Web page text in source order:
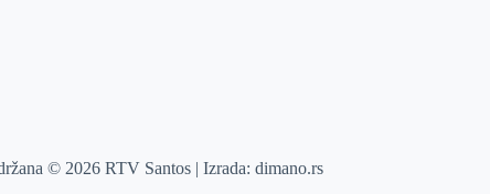
© 2026 RTV Santos | Izrada:dimano.rs